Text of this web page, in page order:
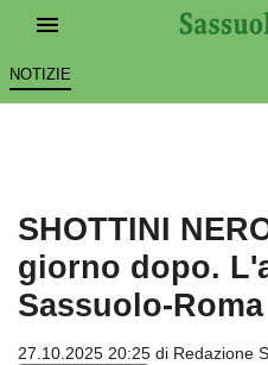
NOTIZIE
SHOTTINI
giorno dopo.
Sassuolo-Roma
27.10.2025 20:25 di Redazione